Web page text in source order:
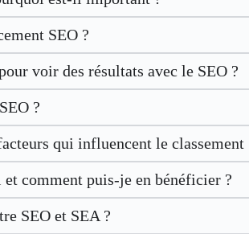
SEO ?
voir des résultats avec le SEO ?
?
qui influencent le classement
comment puis-je en bénéficier ?
SEO et SEA ?